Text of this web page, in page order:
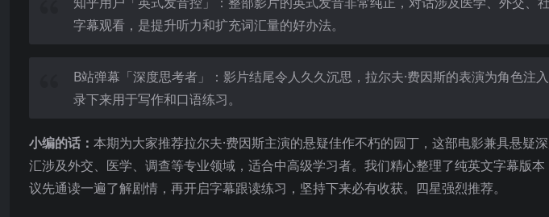
字幕观看，是提升听力和扩充词汇量的好办法。
B站弹幕「深度思考者」：影片结尾令人久久沉思，拉尔夫·费因斯的表演为角色注
录下来用于写作和口语练习。
小编的话： 本期为大家推荐拉尔夫·费因斯主演的悬疑佳作不朽的园丁，这部电影兼具悬疑
汇涉及外交、医学、调查等专业领域，适合中高级学习者。我们精心整理了纯英文字幕版
议先通读一遍了解剧情，再开启字幕跟读练习，坚持下来必有收获。四星强烈推荐。